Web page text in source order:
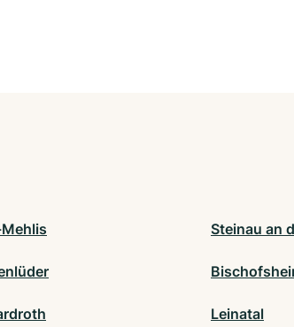
Steinau an
Leinatal